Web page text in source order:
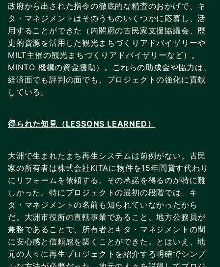
政府から出された指令の徹底的な精査のおかげで、キ
タ・マネジメントはそのうちのいくつかに応募し、活
用することができた（内閣府の古民家支援協議会、歴
史的資源を活用した観光まちづくりアドバイザリーや
MILT主催の観光まちづくりアドバイザリーなど）。
MINTO 機構の資金援助）。これらの助成金や協力は、
経済面でも評判の面でも、プロジェクトの強化に貢献
している。
得られた知見（LESSONS LEARNED）
大洲で生まれたまち再生システムは前例がない。古民
家の所有者は株式会社KITAに物件を15年間貸す代わり
にリフォームを依頼する。その承諾を得るのが特に難
しかった。特にプロジェクトの最初の段階では、キ
タ・マネジメントの名前も知られていなかったから
だ。大洲市役所の直轄事業であること、地方公務員が
兼務であることで、所有者とキタ・マネジメントの間
に安心感と信頼感を築くことができた。とはいえ、地
元の人々に再生プロジェクトを紹介する明確でシンプ